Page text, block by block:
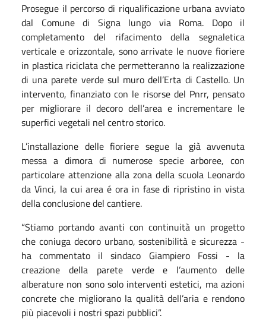
Prosegue il percorso di riqualificazione urbana avviato
dal Comune di Signa lungo via Roma. Dopo il
completamento del rifacimento della segnaletica
verticale e orizzontale, sono arrivate le nuove fioriere
in plastica riciclata che permetteranno la realizzazione
di una parete verde sul muro dell’Erta di Castello. Un
intervento, finanziato con le risorse del Pnrr, pensato
per migliorare il decoro dell’area e incrementare le
superfici vegetali nel centro storico.
L’installazione delle fioriere segue la già avvenuta
messa a dimora di numerose specie arboree, con
particolare attenzione alla zona della scuola Leonardo
da Vinci, la cui area é ora in fase di ripristino in vista
della conclusione del cantiere.
“Stiamo portando avanti con continuità un progetto
che coniuga decoro urbano, sostenibilità e sicurezza -
ha commentato il sindaco Giampiero Fossi - la
creazione della parete verde e l’aumento delle
alberature non sono solo interventi estetici, ma azioni
concrete che migliorano la qualità dell’aria e rendono
più piacevoli i nostri spazi pubblici”.